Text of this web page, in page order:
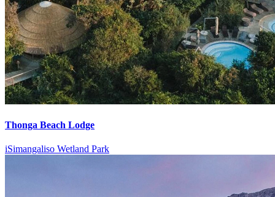
Thonga Beach Lodge
iSimangaliso Wetland Park